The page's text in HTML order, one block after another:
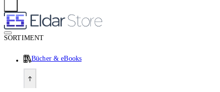
SORTIMENT
Bücher & eBooks